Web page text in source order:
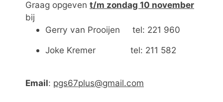
Graag opgeven t/m zondag 10 november
bij
Gerry van Prooijen tel: 221 960
Joke Kremer tel: 211 582
Email: pgs67plus@gmail.com